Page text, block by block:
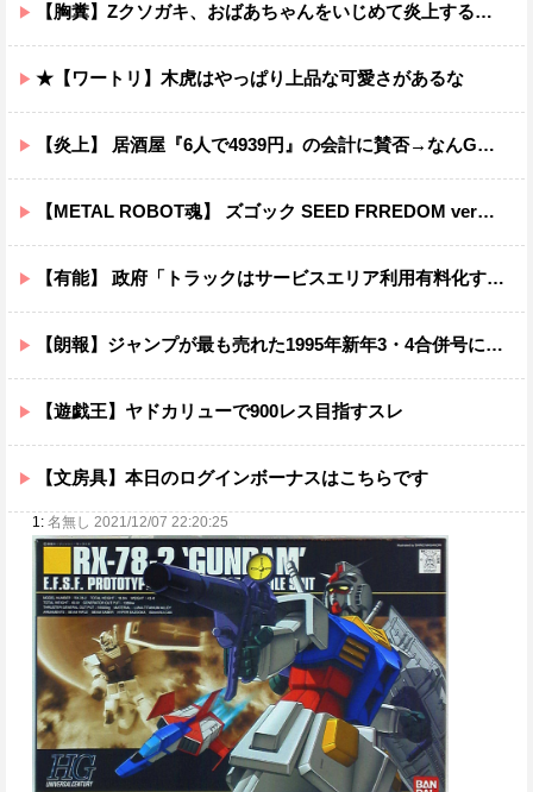
【胸糞】Zクソガキ、おばあちゃんをいじめて炎上するｗｗｗｗ
★【ワートリ】木虎はやっぱり上品な可愛さがあるな
【炎上】 居酒屋『6人で4939円』の会計に賛否→なんG民の投票結果が笑えるｗｗｗ
【METAL ROBOT魂】 ズゴック SEED FRREDOM ver明日予約開始！！キャバリアーとあわせて４万か…
【有能】 政府「トラックはサービスエリア利用有料化すればサボらず走るし流問題解決じゃね？」
【朗報】ジャンプが最も売れた1995年新年3・4合併号に載ってる作品がこちらｗｗｗｗ
【遊戯王】ヤドカリューで900レス目指すスレ
【文房具】本日のログインボーナスはこちらです
1: 名無し 2021/12/07 22:20:25